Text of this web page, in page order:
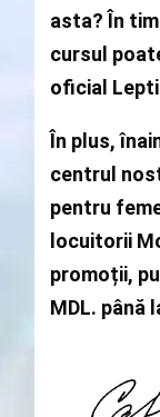
asta? În
cursul
oficial
În plus,
centrul
pentru
locuitorii
promoții,
MDL. până